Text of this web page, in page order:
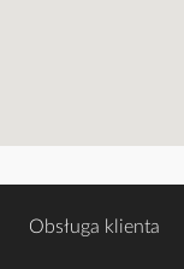
Obsługa klienta